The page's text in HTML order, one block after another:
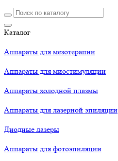
Каталог
Аппараты для мезотерапии
Аппараты для миостимуляции
Аппараты холодной плазмы
Аппараты для лазерной эпиляции
Диодные лазеры
Аппараты для фотоэпиляции